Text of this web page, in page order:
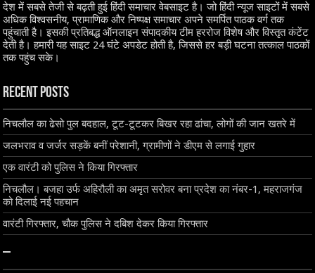
देश में सबसे तेजी से बढ़ती हुई हिंदी समाचार वेबसाइट है। जो हिंदी न्यूज साइटों में सबसे
अधिक विश्वसनीय, प्रामाणिक और निष्पक्ष समाचार अपने समर्पित पाठक वर्ग तक
पहुंचाती है। इसकी प्रतिबद्ध ऑनलाइन संपादकीय टीम हररोज विशेष और विस्तृत कंटेंट
देती है। हमारी यह साइट 24 घंटे अपडेट होती है, जिससे हर बड़ी घटना तत्काल पाठकों
तक पहुंच सके।
Recent Posts
निचलौल का ढेसो पुल बदहाल, टूट-टूटकर बिखर रहा ढांचा, लोगों की जान खतरे में
जलभराव व जर्जर सड़कें बनीं परेशानी, ग्रामीणों ने डीएम से लगाई गुहार
एक वारंटी को पुलिस ने किया गिरफ्तार
निचलौल। बजहा उर्फ अहिरौली का अमृत सरोवर बना प्रदेश का नंबर-1, महराजगंज
को दिलाई नई पहचान
वारंटी गिरफ्तार, चौक पुलिस ने दबिश देकर किया गिरफ्तार
–